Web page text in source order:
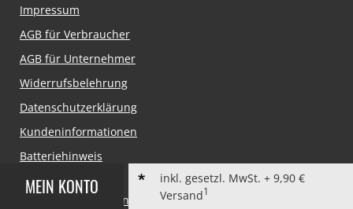
MEIN KONTO
inkl. gesetzl. MwSt. + 9,90 €
Versand1
Navigation
Impressum
AGB für Verbraucher
AGB für Unternehmer
Widerrufsbelehrung
Datenschutzerklärung
Kundeninformationen
Batteriehinweis
Standardversand innerhalb Deutschlands